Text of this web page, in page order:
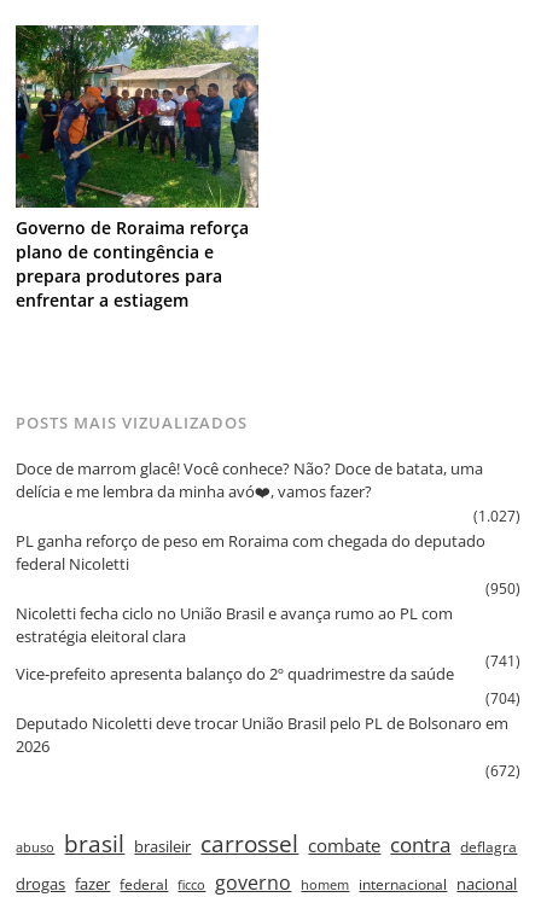
Governo de Roraima reforça
plano de contingência e
prepara produtores para
enfrentar a estiagem
POSTS MAIS VIZUALIZADOS
Doce de marrom glacê! Você conhece? Não? Doce de batata, uma
delícia e me lembra da minha avó❤️, vamos fazer?
(1.027)
PL ganha reforço de peso em Roraima com chegada do deputado
federal Nicoletti
(950)
Nicoletti fecha ciclo no União Brasil e avança rumo ao PL com
estratégia eleitoral clara
(741)
Vice‑prefeito apresenta balanço do 2º quadrimestre da saúde
(704)
Deputado Nicoletti deve trocar União Brasil pelo PL de Bolsonaro em
2026
(672)
abuso brasil brasileir carrossel combate contra deflagra
drogas fazer federal ficco governo homem internacional nacional